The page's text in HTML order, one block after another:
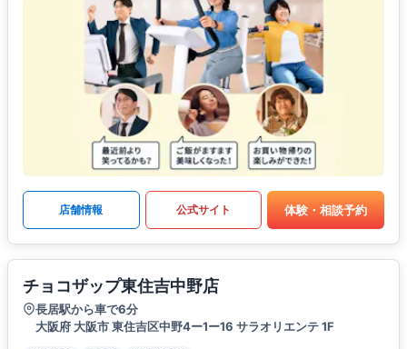
店舗情報 公式サイト 体験・相談予約
チョコザップ東住吉中野店
長居駅から車で6分
大阪府 大阪市 東住吉区中野4ー1ー16 サラオリエンテ 1F